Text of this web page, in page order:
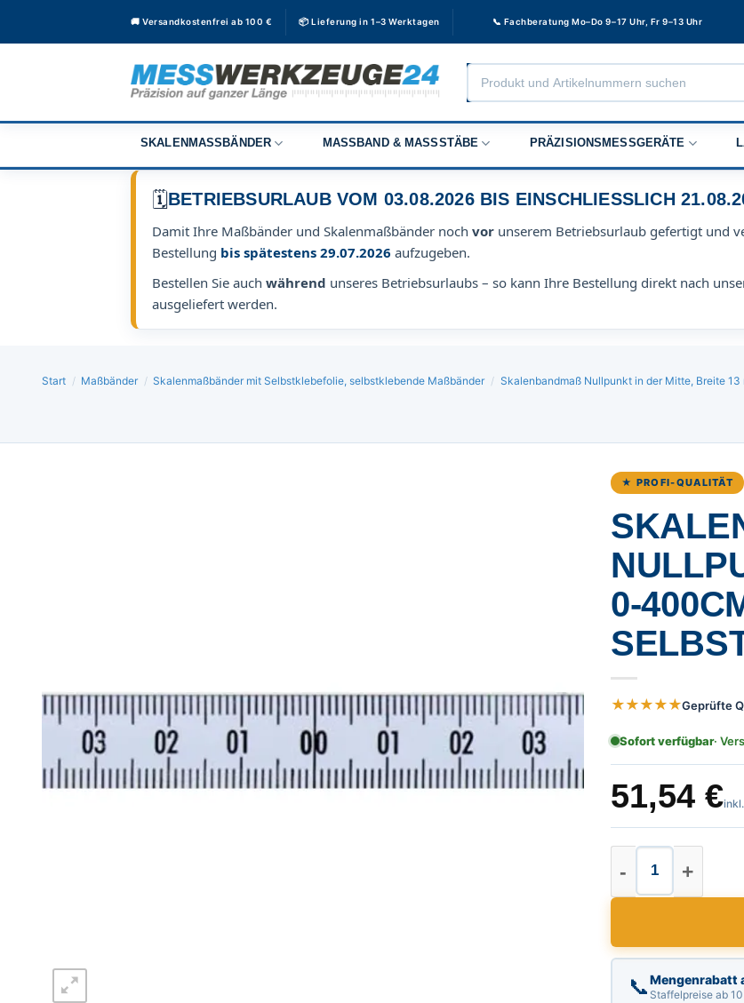
🚚 Versandkostenfrei ab 100 € 📦 Lieferung in 1–3 Werktagen 📞 Fachberatung Mo–Do 9–17 Uhr, Fr 9–13 Uhr
Products
search
SKALENMASSBÄNDER MASSBAND & MASSSTÄBE PRÄZISIONSMESSGERÄTE
🗓️BETRIEBSURLAUB VOM 03.08.2026 BIS EINSCHLIESSLICH
Damit Ihre Maßbänder und Skalenmaßbänder noch vor unserem Betriebsurlaub gefertigt und
Bestellung bis spätestens 29.07.2026 aufzugeben.
Bestellen Sie auch während unseres Betriebsurlaubs – so kann Ihre Bestellung direkt nach
ausgeliefert werden.
Start / Maßbänder / Skalenmaßbänder mit Selbstklebefolie, selbstklebende Maßbänder / Skalenbandmaß Nullpunkt in der Mitte, Breite
★ PROFI-QUALITÄT
-400CM
★★★★★Geprüfte
Sofort verfügbar·
51,54 €
📞Mengenrabatt
Staffelpreise ab